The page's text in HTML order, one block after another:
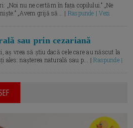
„Noi nu ne certăm în fața copilului.” „Ne
„Avem grijă să... | Raspunde | Vezi
sau prin cezariană
aș vrea să știu dacă cele care au născut la
ales: nașterea naturală sau p... |Raspunde |